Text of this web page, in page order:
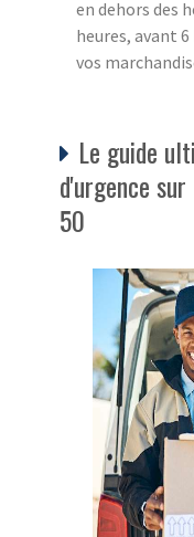
en dehors des
heures, avant
vos
Le guide
d'urgence
50